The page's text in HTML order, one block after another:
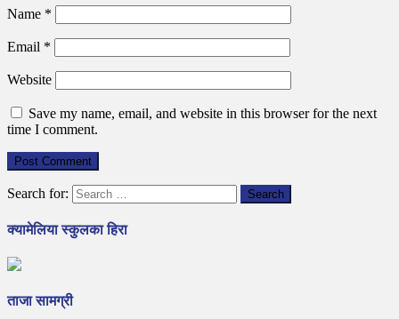
Name *
Email *
Website
Save my name, email, and website in this browser for the next
time I comment.
Search for:
क्यामेलिया स्कुलका हिरा
ताजा सामग्री